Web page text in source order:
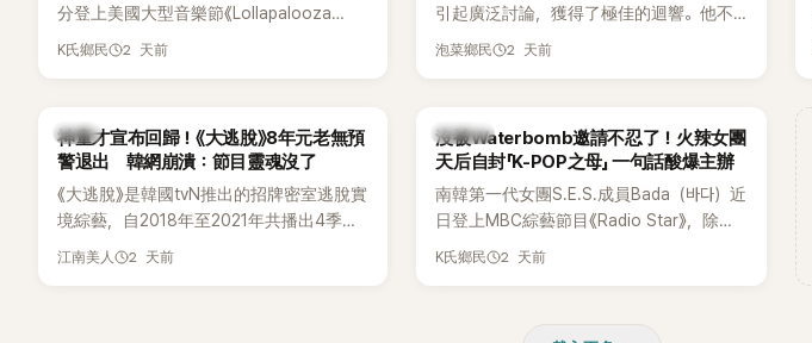
傻直呼：「原來她身材這麼猛！」
分登上美國大型音樂節《Lollapalooza
Chicago》主舞台，不僅成為首位擔任該音
遭部分網友質疑，就連美國當地媒體也毫
不留情給出負評，甚至形容整場演出「就像
一場豪華KTV」。
K氏鄉民 2 天前
引起廣泛討論，獲得了極佳的迴響。他不
僅外型出眾，舞技也備受讚譽。
泡菜鄉民 2 天前
韓星
神童才宣布回歸！《大逃脫》8年元老無預
警退出 韓網崩潰：節目靈魂沒了
《大逃脫》是韓國tvN推出的招牌密室逃脫實
境綜藝，自2018年至2021年共播出4季，
由鄭鍾淵PD打造完整的「大逃脫宇宙
江南美人 2 天前
K-POP
沒被Waterbomb邀請不忍了！火辣女團
天后自封「K-POP之母」 一句話酸爆主辦
南韓第一代女團S.E.S.成員Bada（바다）近
日登上MBC綜藝節目《Radio Star》，除了
分享近況，還罕見公開向夏季音樂節
K氏鄉民 2 天前